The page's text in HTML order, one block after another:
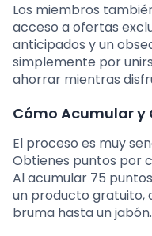
Los miembros
acceso a ofertas
anticipados y un
simplemente por
ahorrar mientras
Cómo Acumular y
El proceso es muy
Obtienes puntos por
Al acumular 75
un producto gratuito,
bruma hasta un jabón.